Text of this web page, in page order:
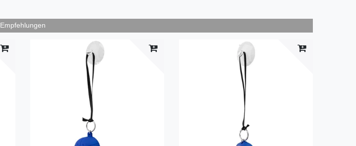
Empfehlungen